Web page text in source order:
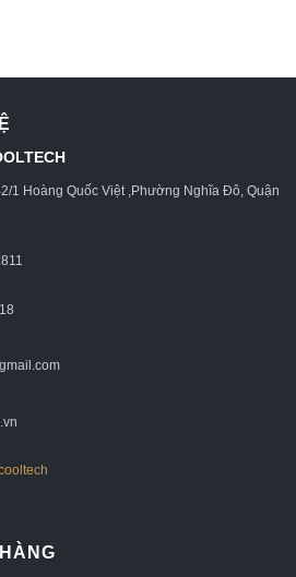
1 Hoàng Quốc Việt ,Phường Nghĩa Đô, Quận